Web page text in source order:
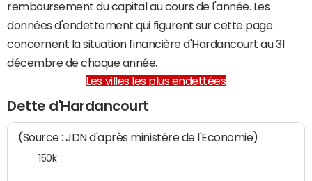
remboursement du capital au cours de l'année. Les
données d'endettement qui figurent sur cette page
concernent la situation financière d'Hardancourt au 31
décembre de chaque année.
Les villes les plus endettées
Dette d'Hardancourt
(Source : JDN d'après ministère de l'Economie)
150k